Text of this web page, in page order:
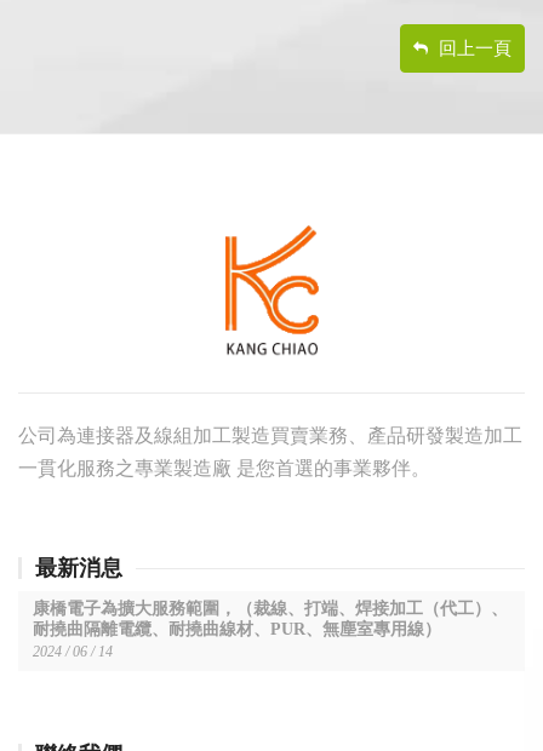
回上一頁
footer
公司為連接器及線組加工製造買賣業務、產品研發製造加工
一貫化服務之專業製造廠 是您首選的事業夥伴。
最新消息
康橋電子為擴大服務範圍，（裁線、打端、焊接加工（代工）、
耐撓曲隔離電纜、耐撓曲線材、PUR、無塵室專用線）
2024 / 06 / 14